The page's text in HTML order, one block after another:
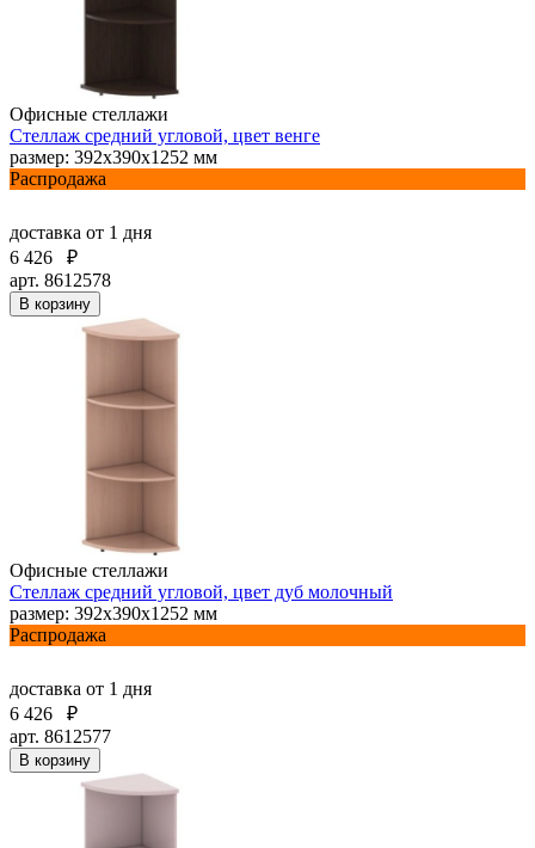
Офисные стеллажи
Стеллаж средний угловой, цвет венге
размер: 392х390х1252 мм
Распродажа
доставка от 1 дня
6 426
₽
арт. 8612578
В корзину
Офисные стеллажи
Стеллаж средний угловой, цвет дуб молочный
размер: 392х390х1252 мм
Распродажа
доставка от 1 дня
6 426
₽
арт. 8612577
В корзину